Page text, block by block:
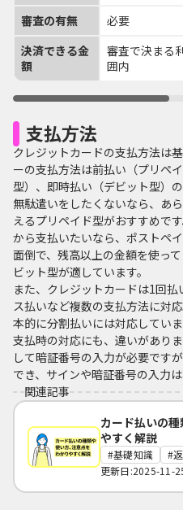
審査の有無
必要
決済できる金
額
審査で決まる
囲内
支払方法
クレジットカードの支払方法は
ーの支払方法は前払い（プリペ
型）、即時払い（デビット型）の
無駄遣いをしたくないなら、あ
えるプリペイド型がおすすめで
から支払いたいなら、ポストペ
面倒で、残高以上の金額を使っ
ビット型が適しています。
また、クレジットカードは1回
ス払いなど複数の支払方法に対
本的に分割払いには対応していま
支払時の対応にも、違いがあり
して暗証番号の入力が必要です
でき、サインや暗証番号の入力は
関連記事
カード払いの
やすく解説
基礎知識
更新日:2025-11-